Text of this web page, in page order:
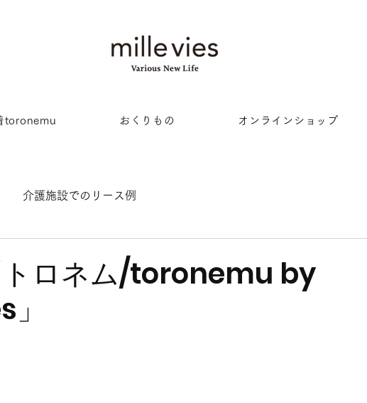
toronemu おくりもの オンラインショップ
介護施設でのリース例
トロネム/toronemu by